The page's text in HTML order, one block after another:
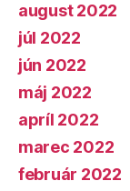
august 2022
júl 2022
jún 2022
máj 2022
apríl 2022
marec 2022
február 2022